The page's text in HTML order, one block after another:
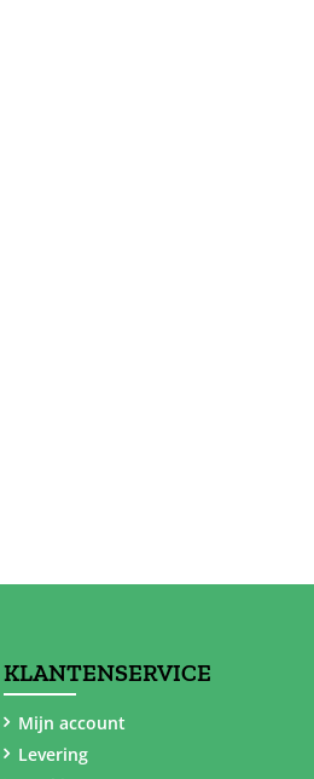
KLANTENSERVICE
Mijn account
Levering